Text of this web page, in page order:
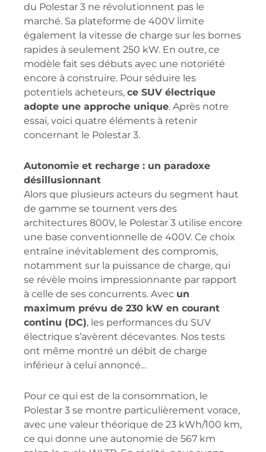
du Polestar 3 ne révolutionnent pas le
marché. Sa plateforme de 400V limite
également la vitesse de charge sur les bornes
rapides à seulement 250 kW. En outre, ce
modèle fait ses débuts avec une notoriété
encore à construire. Pour séduire les
potentiels acheteurs, ce SUV électrique
adopte une approche unique. Après notre
essai, voici quatre éléments à retenir
concernant le Polestar 3.
Autonomie et recharge : un paradoxe
désillusionnant
Alors que plusieurs acteurs du segment haut
de gamme se tournent vers des
architectures 800V, le Polestar 3 utilise encore
une base conventionnelle de 400V. Ce choix
entraîne inévitablement des compromis,
notamment sur la puissance de charge, qui
se révèle moins impressionnante par rapport
à celle de ses concurrents. Avec un
maximum prévu de 230 kW en courant
continu (DC), les performances du SUV
électrique s’avèrent décevantes. Nos tests
ont même montré un débit de charge
inférieur à celui annoncé…
Pour ce qui est de la consommation, le
Polestar 3 se montre particulièrement vorace,
avec une valeur théorique de 23 kWh/100 km,
ce qui donne une autonomie de 567 km